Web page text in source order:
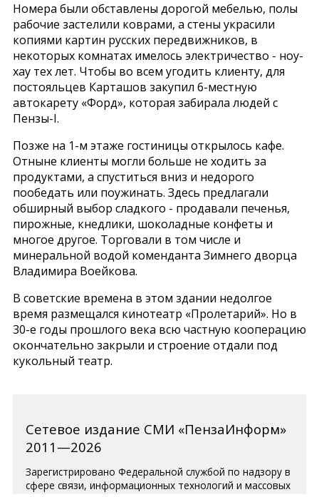
Номера были обставлены дорогой мебелью, полы
рабочие застелили коврами, а стены украсили
копиями картин русских передвижников, в
некоторых комнатах имелось электричество - ноу-
хау тех лет. Чтобы во всем угодить клиенту, для
постояльцев Карташов закупил 6-местную
автокарету «Форд», которая забирала людей с
Пензы-I.
Позже на 1-м этаже гостиницы открылось кафе.
Отныне клиенты могли больше не ходить за
продуктами, а спуститься вниз и недорого
пообедать или поужинать. Здесь предлагали
обширный выбор сладкого - продавали печенья,
пирожные, кнедлики, шоколадные конфеты и
многое другое. Торговали в том числе и
минеральной водой коменданта Зимнего дворца
Владимира Воейкова.
В советские времена в этом здании недолгое
время размещался кинотеатр «Пролетарий». Но в
30-е годы прошлого века всю частную кооперацию
окончательно закрыли и строение отдали под
кукольный театр.
Сетевое издание СМИ «ПензаИнформ»
2011—2026
Зарегистрировано Федеральной службой по надзору в
сфере связи, информационных технологий и массовых